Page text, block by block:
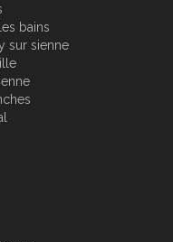
bains
sur sienne